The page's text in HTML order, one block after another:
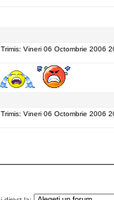
Vineri 06 Octombrie 2006
Vineri 06 Octombrie 2006